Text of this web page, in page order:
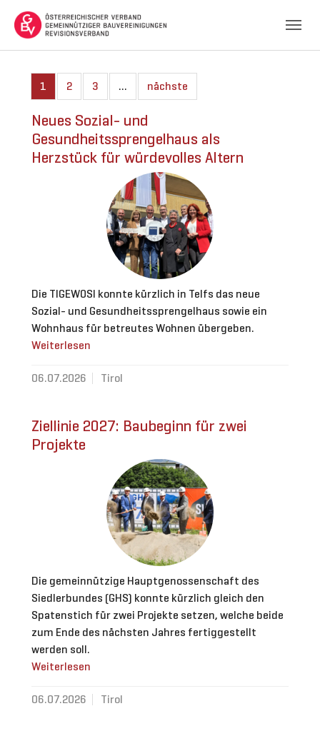
1 2 3 … nächste
Neues Sozial- und
Gesundheitssprengelhaus als
Herzstück für würdevolles Altern
Die TIGEWOSI konnte kürzlich in Telfs das neue
Sozial- und Gesundheitssprengelhaus sowie ein
Wohnhaus für betreutes Wohnen übergeben.
Weiterlesen
06.07.2026 Tirol
Ziellinie 2027: Baubeginn für zwei
Projekte
Die gemeinnützige Hauptgenossenschaft des
Siedlerbundes (GHS) konnte kürzlich gleich den
Spatenstich für zwei Projekte setzen, welche beide
zum Ende des nächsten Jahres fertiggestellt
werden soll.
Weiterlesen
06.07.2026 Tirol